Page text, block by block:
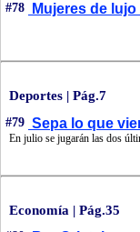
#78 Mujeres de lujo
Deportes | Pág.7
#79 Sepa lo que
En julio se jugarán las dos
Economía | Pág.35